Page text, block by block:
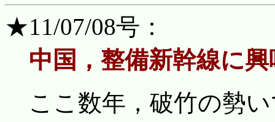
★11/07/08号：
中国，整備新幹線に
ここ数年，破竹の勢